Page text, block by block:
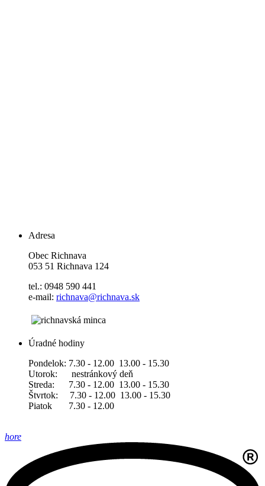
Adresa
Obec Richnava
053 51 Richnava 124
tel.: 0948 590 441
e-mail: richnava@richnava.sk
Úradné hodiny
Pondelok: 7.30 - 12.00 13.00 - 15.30
Utorok: nestránkový deň
Streda: 7.30 - 12.00 13.00 - 15.30
Štvrtok: 7.30 - 12.00 13.00 - 15.30
Piatok 7.30 - 12.00
hore